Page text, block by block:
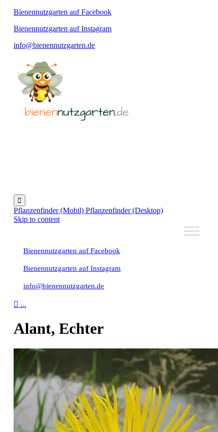
Bienennutzgarten auf Facebook
Bienennutzgarten auf Instagram
info@bienennutzgarten.de

Pflanzenfinder (Mobil) Pflanzenfinder (Desktop)
Skip to content
Bienennutzgarten auf Facebook
Bienennutzgarten auf Instagram
info@bienennutzgarten.de
 ...
Alant, Echter